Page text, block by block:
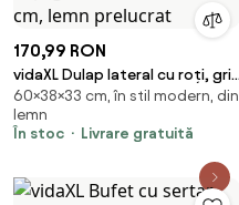
170,99 RON
vidaXL Dulap lateral cu roți, gri
beton, 33x38x60 cm, lemn
prelucrat
60×38×33 cm, în stil modern, din
lemn
În stoc
Livrare gratuită